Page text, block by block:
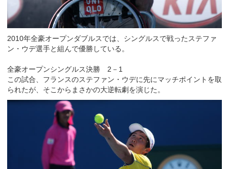
2010年全豪オープンダブルスでは、シングルスで戦ったステファ
ン・ウデ選手と組んで優勝している。
全豪オープンシングルス決勝 2－1
この試合、フランスのステファン・ウデに先にマッチポイントを取
られたが、そこからまさかの大逆転劇を演じた。